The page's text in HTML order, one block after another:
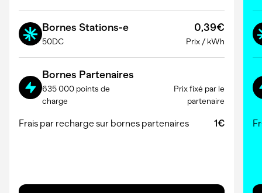
Bornes Stations-e
50DC
0,39€
Prix / kWh
Bornes Partenaires
635 000 points de
charge
Prix fixé par le
partenaire
Frais par recharge sur bornes partenaires 1€